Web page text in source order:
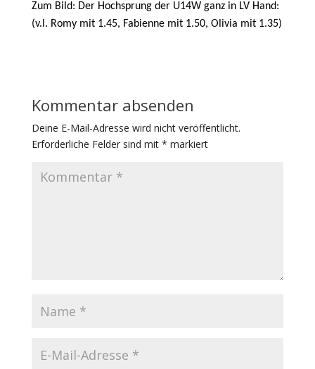
Zum Bild: Der Hochsprung der U14W ganz in LV Hand:
(v.l. Romy mit 1.45, Fabienne mit 1.50, Olivia mit 1.35)
Kommentar absenden
Deine E-Mail-Adresse wird nicht veröffentlicht.
Erforderliche Felder sind mit * markiert